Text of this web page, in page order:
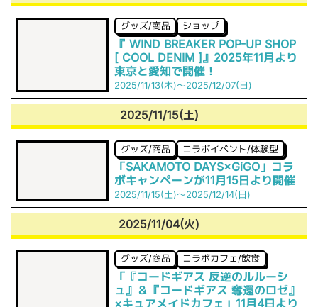
グッズ/商品 ショップ
『 WIND BREAKER POP-UP SHOP
[ COOL DENIM ]』2025年11月より
東京と愛知で開催！
2025/11/13(木)～2025/12/07(日)
2025/11/15(土)
グッズ/商品 コラボイベント/体験型
「SAKAMOTO DAYS×GiGO」コラ
ボキャンペーンが11月15日より開催
2025/11/15(土)～2025/12/14(日)
2025/11/04(火)
グッズ/商品 コラボカフェ/飲食
「『コードギアス 反逆のルルーシ
ュ』＆『コードギアス 奪還のロゼ』
×キュアメイドカフェ」11月4日より